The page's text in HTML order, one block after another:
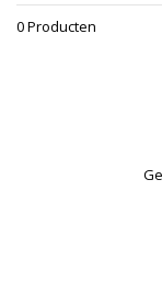
0 Producten